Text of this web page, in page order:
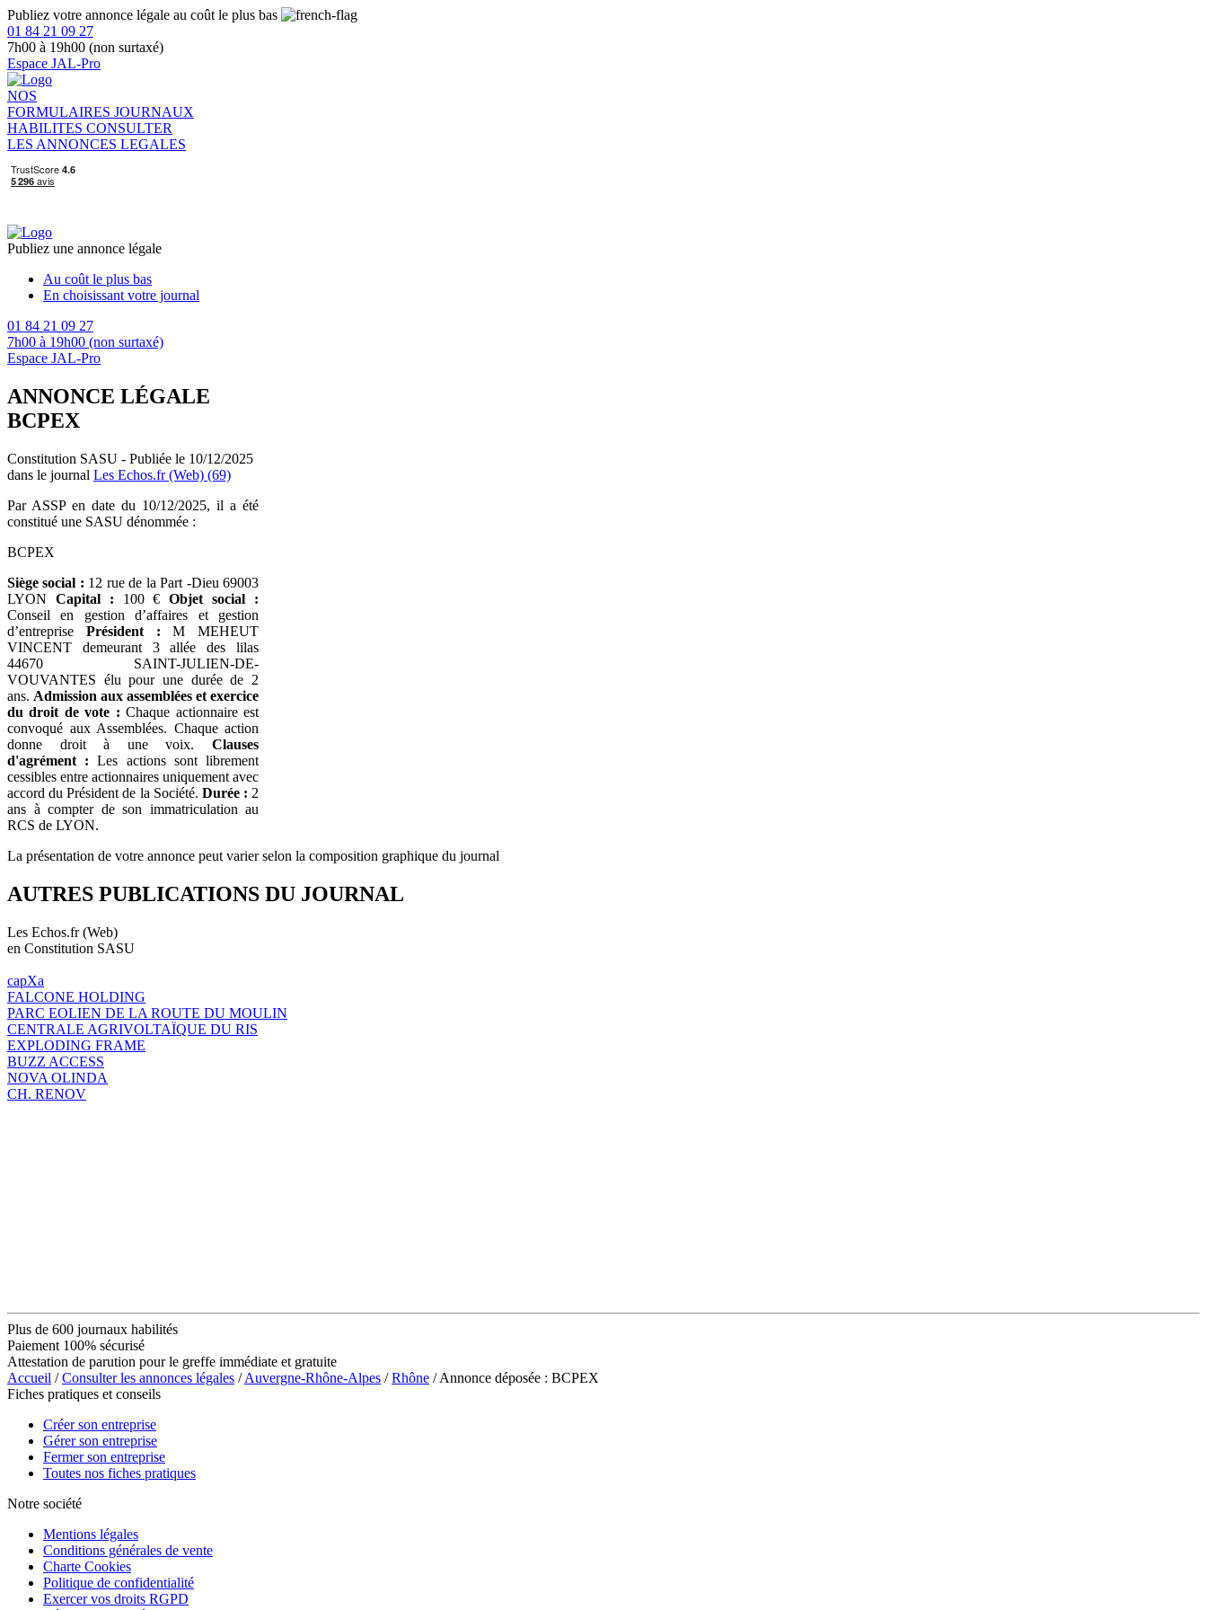
Publiez votre annonce légale au coût le plus bas
01 84 21 09 27
7h00 à 19h00 (non surtaxé)
Espace JAL-Pro
NOS
FORMULAIRES JOURNAUX
HABILITES CONSULTER
LES ANNONCES LEGALES
Publiez une annonce légale
Au coût le plus bas
En choisissant votre journal
01 84 21 09 27
7h00 à 19h00 (non surtaxé)
Espace JAL-Pro
ANNONCE LÉGALE
BCPEX
Constitution SASU - Publiée le 10/12/2025
dans le journal Les Echos.fr (Web) (69)
Par ASSP en date du 10/12/2025, il a été
constitué une SASU dénommée :
BCPEX
Siège social : 12 rue de la Part -Dieu 69003
LYON Capital : 100 €Objet social :
Conseil en gestion d’affaires et gestion
d’entreprise Président : M MEHEUT
VINCENT demeurant 3 allée des lilas
44670 SAINT-JULIEN-DE-
VOUVANTES élu pour une durée de 2
ans. Admission aux assemblées et exercice
du droit de vote : Chaque actionnaire est
convoqué aux Assemblées. Chaque action
donne droit à une voix. Clauses
d'agrément : Les actions sont librement
cessibles entre actionnaires uniquement avec
accord du Président de la Société. Durée : 2
ans à compter de son immatriculation au
RCS de LYON.
La présentation de votre annonce peut varier selon la composition graphique du journal
AUTRES PUBLICATIONS DU JOURNAL
Les Echos.fr (Web)
en Constitution SASU
capXa
FALCONE HOLDING
PARC EOLIEN DE LA ROUTE DU MOULIN
CENTRALE AGRIVOLTAÏQUE DU RIS
EXPLODING FRAME
BUZZ ACCESS
NOVA OLINDA
CH. RENOV
Plus de 600 journaux habilités
Paiement 100% sécurisé
Attestation de parution pour le greffe immédiate et gratuite
Accueil /Consulter les annonces légales /Auvergne-Rhône-Alpes /Rhône / Annonce déposée : BCPEX
Fiches pratiques et conseils
Créer son entreprise
Gérer son entreprise
Fermer son entreprise
Toutes nos fiches pratiques
Notre société
Mentions légales
Conditions générales de vente
Charte Cookies
Politique de confidentialité
Exercer vos droits RGPD